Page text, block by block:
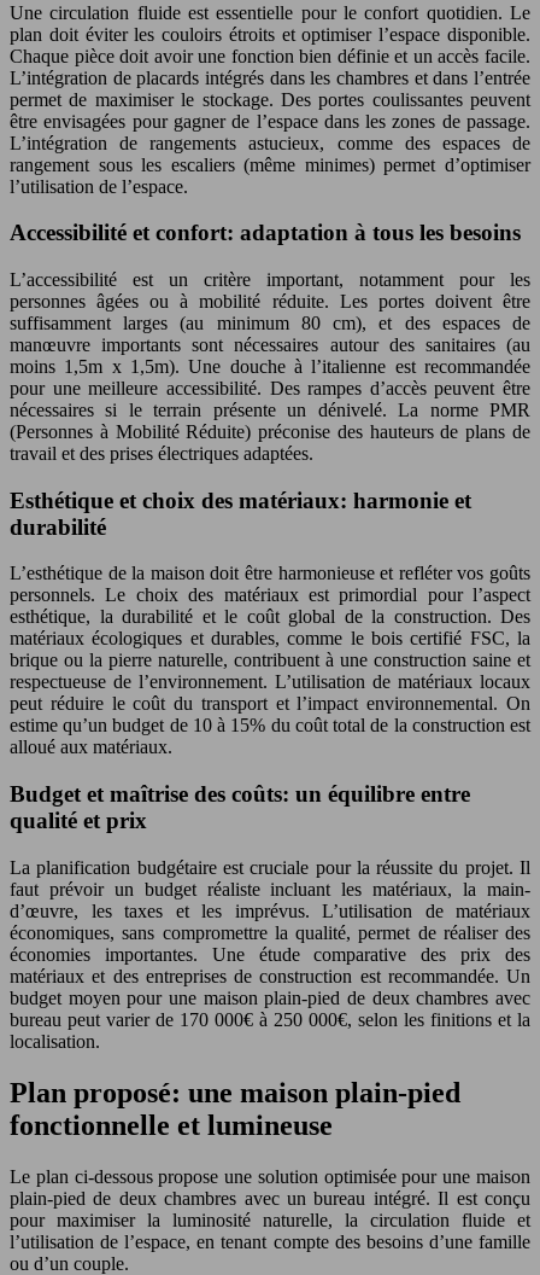
Une circulation fluide est essentielle pour le confort quotidien. Le
plan doit éviter les couloirs étroits et optimiser l’espace disponible.
Chaque pièce doit avoir une fonction bien définie et un accès facile.
L’intégration de placards intégrés dans les chambres et dans l’entrée
permet de maximiser le stockage. Des portes coulissantes peuvent
être envisagées pour gagner de l’espace dans les zones de passage.
L’intégration de rangements astucieux, comme des espaces de
rangement sous les escaliers (même minimes) permet d’optimiser
l’utilisation de l’espace.
Accessibilité et confort: adaptation à tous les besoins
L’accessibilité est un critère important, notamment pour les
personnes âgées ou à mobilité réduite. Les portes doivent être
suffisamment larges (au minimum 80 cm), et des espaces de
manœuvre importants sont nécessaires autour des sanitaires (au
moins 1,5m x 1,5m). Une douche à l’italienne est recommandée
pour une meilleure accessibilité. Des rampes d’accès peuvent être
nécessaires si le terrain présente un dénivelé. La norme PMR
(Personnes à Mobilité Réduite) préconise des hauteurs de plans de
travail et des prises électriques adaptées.
Esthétique et choix des matériaux: harmonie et
durabilité
L’esthétique de la maison doit être harmonieuse et refléter vos goûts
personnels. Le choix des matériaux est primordial pour l’aspect
esthétique, la durabilité et le coût global de la construction. Des
matériaux écologiques et durables, comme le bois certifié FSC, la
brique ou la pierre naturelle, contribuent à une construction saine et
respectueuse de l’environnement. L’utilisation de matériaux locaux
peut réduire le coût du transport et l’impact environnemental. On
estime qu’un budget de 10 à 15% du coût total de la construction est
alloué aux matériaux.
Budget et maîtrise des coûts: un équilibre entre
qualité et prix
La planification budgétaire est cruciale pour la réussite du projet. Il
faut prévoir un budget réaliste incluant les matériaux, la main-
d’œuvre, les taxes et les imprévus. L’utilisation de matériaux
économiques, sans compromettre la qualité, permet de réaliser des
économies importantes. Une étude comparative des prix des
matériaux et des entreprises de construction est recommandée. Un
budget moyen pour une maison plain-pied de deux chambres avec
bureau peut varier de 170 000€ à 250 000€, selon les finitions et la
localisation.
Plan proposé: une maison plain-pied
fonctionnelle et lumineuse
Le plan ci-dessous propose une solution optimisée pour une maison
plain-pied de deux chambres avec un bureau intégré. Il est conçu
pour maximiser la luminosité naturelle, la circulation fluide et
l’utilisation de l’espace, en tenant compte des besoins d’une famille
ou d’un couple.